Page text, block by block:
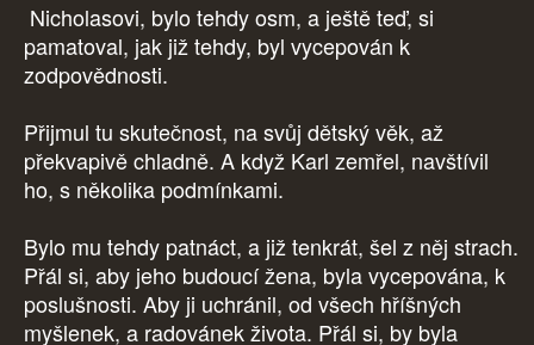
Nicholasovi, bylo tehdy osm, a ještě teď, si
pamatoval, jak již tehdy, byl vycepován k
zodpovědnosti.
Přijmul tu skutečnost, na svůj dětský věk, až
překvapivě chladně. A když Karl zemřel, navštívil
ho, s několika podmínkami.
Bylo mu tehdy patnáct, a již tenkrát, šel z něj strach.
Přál si, aby jeho budoucí žena, byla vycepována, k
poslušnosti. Aby ji uchránil, od všech hříšných
myšlenek, a radovánek života. Přál si, by byla